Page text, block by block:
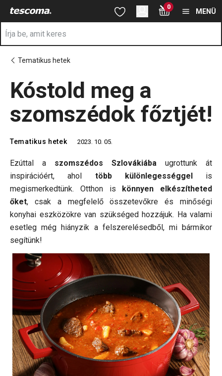
A Kóstold meg a szomszédok főztjét! oldalon tartózkodik
Ugrás a fő tartalomhoz
Ugrás a kereséshez
Ugrás a navigációhoz 0
MENÜ
Tematikus hetek
Kóstold meg a
szomszédok főztjét!
Tematikus hetek 2023. 10. 05.
Ezúttal a szomszédos Szlovákiába ugrottunk át
inspirációért, ahol több különlegességgelis
megismerkedtünk. Otthon is könnyen elkészítheted
őket, csak a megfelelő összetevőkre és minőségi
konyhai eszközökre van szükséged hozzájuk. Ha valami
esetleg még hiányzik a felszerelésedből, mi bármikor
segítünk!